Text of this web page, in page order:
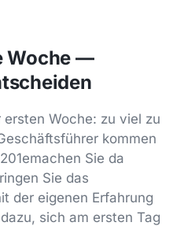
Woche —
Woche: zu viel zu
kommen
Sie da
Sie das
der eigenen Erfahrung
sich am ersten Tag